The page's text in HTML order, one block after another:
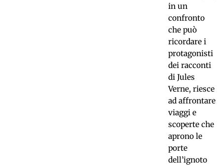
in un
confronto
che può
ricordare i
protagonisti
dei racconti
di Jules
Verne, riesce
ad affrontare
viaggi e
scoperte che
aprono le
porte
dell’ignoto